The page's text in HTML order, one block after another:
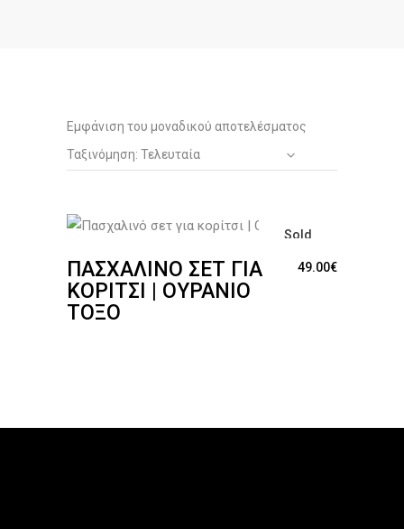
Εμφάνιση του μοναδικού αποτελέσματος
Ταξινόμηση: Τελευταία
Sold
ΠΑΣΧΑΛΙΝΌ ΣΕΤ ΓΙΑ
ΚΟΡΊΤΣΙ | ΟΥΡΆΝΙΟ
ΤΌΞΟ
49.00€